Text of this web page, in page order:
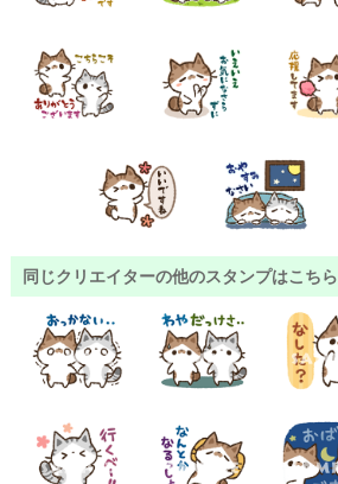
同じクリエイターの他のスタンプはこちら